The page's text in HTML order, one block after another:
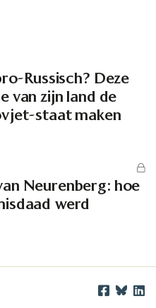
Russisch? Deze
van zijn land de
staat maken
Neurenberg: hoe
werd